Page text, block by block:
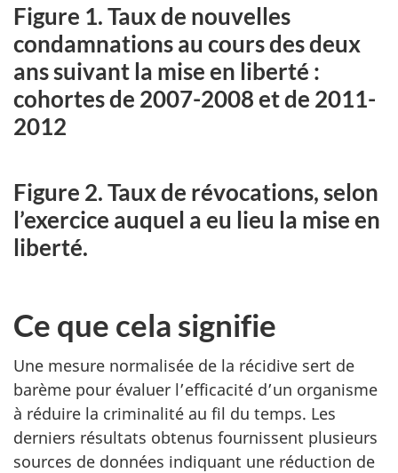
Figure 1. Taux de nouvelles
condamnations au cours des deux
ans suivant la mise en liberté :
cohortes de 2007-2008 et de 2011-
2012
Figure 2. Taux de révocations, selon
l’exercice auquel a eu lieu la mise en
liberté.
Ce que cela signifie
Une mesure normalisée de la récidive sert de
barème pour évaluer l’efficacité d’un organisme
à réduire la criminalité au fil du temps. Les
derniers résultats obtenus fournissent plusieurs
sources de données indiquant une réduction de